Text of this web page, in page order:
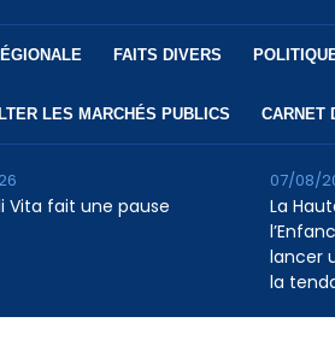
FAITS DIVERS
LES MARCHÉS PUBLICS CARNET
Vita fait une pause
La
lancer
la
07/08/